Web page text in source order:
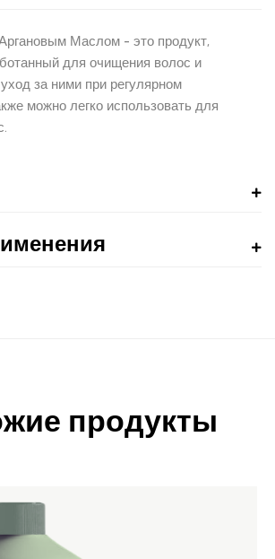
Маслом - это продукт,
для очищения волос и
за ними при регулярном
можно легко использовать для
продукты